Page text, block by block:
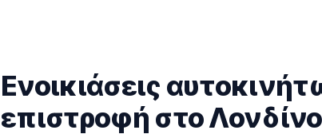
Ενοικιάσεις
επιστροφή στο Λονδίνο